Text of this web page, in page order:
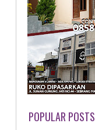
POPULAR POSTS